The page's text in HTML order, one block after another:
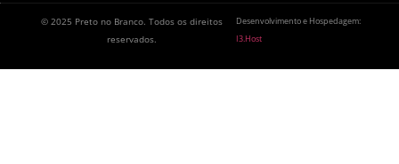
© 2025 Preto no Branco. Todos os direitos
reservados.
Desenvolvimento e Hospedagem:
I3.Host